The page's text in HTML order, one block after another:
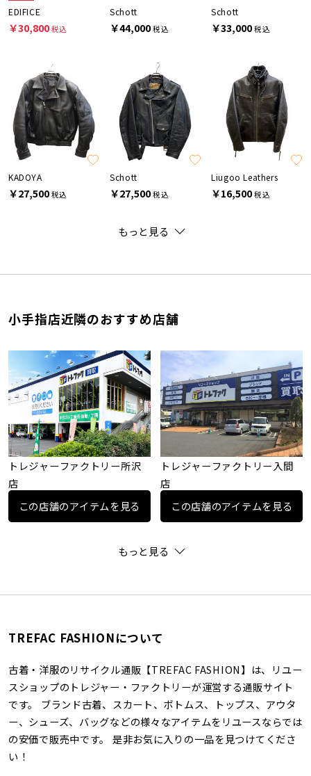
EDIFICE
￥30,800税込
Schott
￥44,000税込
Schott
￥33,000税込
KADOYA
￥27,500税込
Schott
￥27,500税込
Liugoo Leathers
￥16,500税込
もっと見る
小手指店近隣のおすすめ店舗
トレジャーファクトリー所沢
店
この店舗のアイテムを見る
トレジャーファクトリー入間
店
この店舗のアイテムを見る
もっと見る
TREFAC FASHIONについて
古着・洋服のリサイクル通販【TREFAC FASHION】は、リユー
スショップのトレジャー・ファクトリーが運営する通販サイト
です。 ブランド古着、スカート、ボトムス、トップス、アウタ
ー、シューズ、バッグなどの様々なアイテムをリユースならでは
の安価で販売中です。 是非お気に入りの一品を見つけてくださ
い！